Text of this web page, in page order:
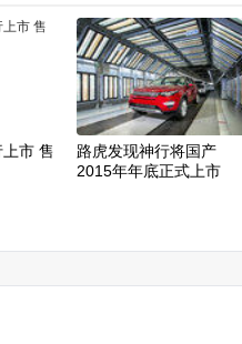
市 售
路虎发现神行将国产
2015年年底正式上市